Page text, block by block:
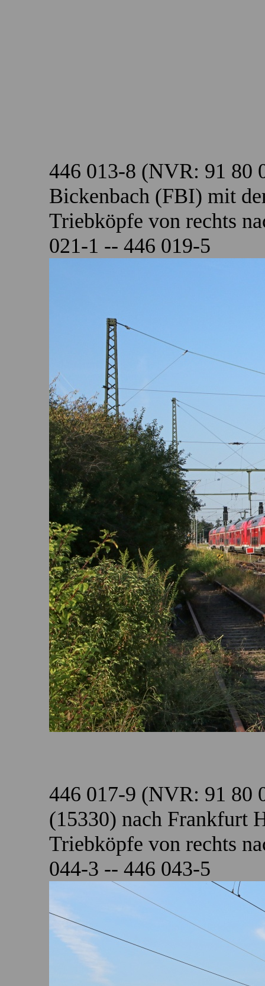
446 013-8 (NVR: 91 80
Bickenbach (FBI) mit
Triebköpfe von rechts
021-1 -- 446 019-5
446 017-9 (NVR: 91 80
(15330) nach Frankfurt
Triebköpfe von rechts
044-3 -- 446 043-5